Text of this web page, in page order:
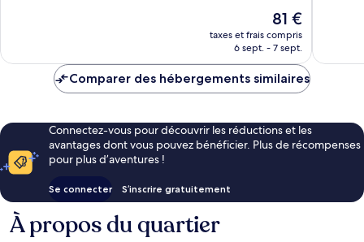
Le
nouveau
prix
de
81 €
taxes et frais compris
6 sept. - 7 sept.
Comparer des hébergements similaires
Connectez-vous pour découvrir les réductions et les
avantages dont vous pouvez bénéficier. Plus de récompenses
pour plus d’aventures !
Se connecter S’inscrire gratuitement
À propos du quartier